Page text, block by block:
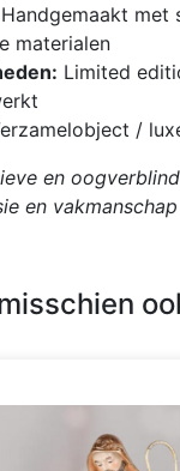
Handgemaakt met
materialen
Limited
/
en
en vakmanschap